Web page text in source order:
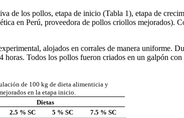
de los pollos, etapa de inicio (Tabla 1), etapa de
en Perú, proveedora de pollos criollos mejorados).
alojados en corrales de manera uniforme.
Todos los pollos fueron criados en un galpón
de 100 kg de dieta alimenticia y
en la etapa inicio.
Dietas
2.5 % SC 5 % SC
7.5 % SC